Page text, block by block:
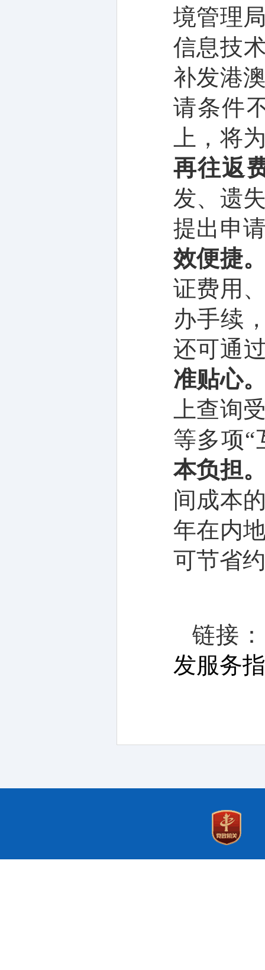
境管理
信息技
补发港
请条件
上，将
再往返
发、遗
提出申
效便捷
证费用
办手续
还可通
准贴心
上查询
等多项“
本负担
间成本
年在内
可节省约
链接
发服务